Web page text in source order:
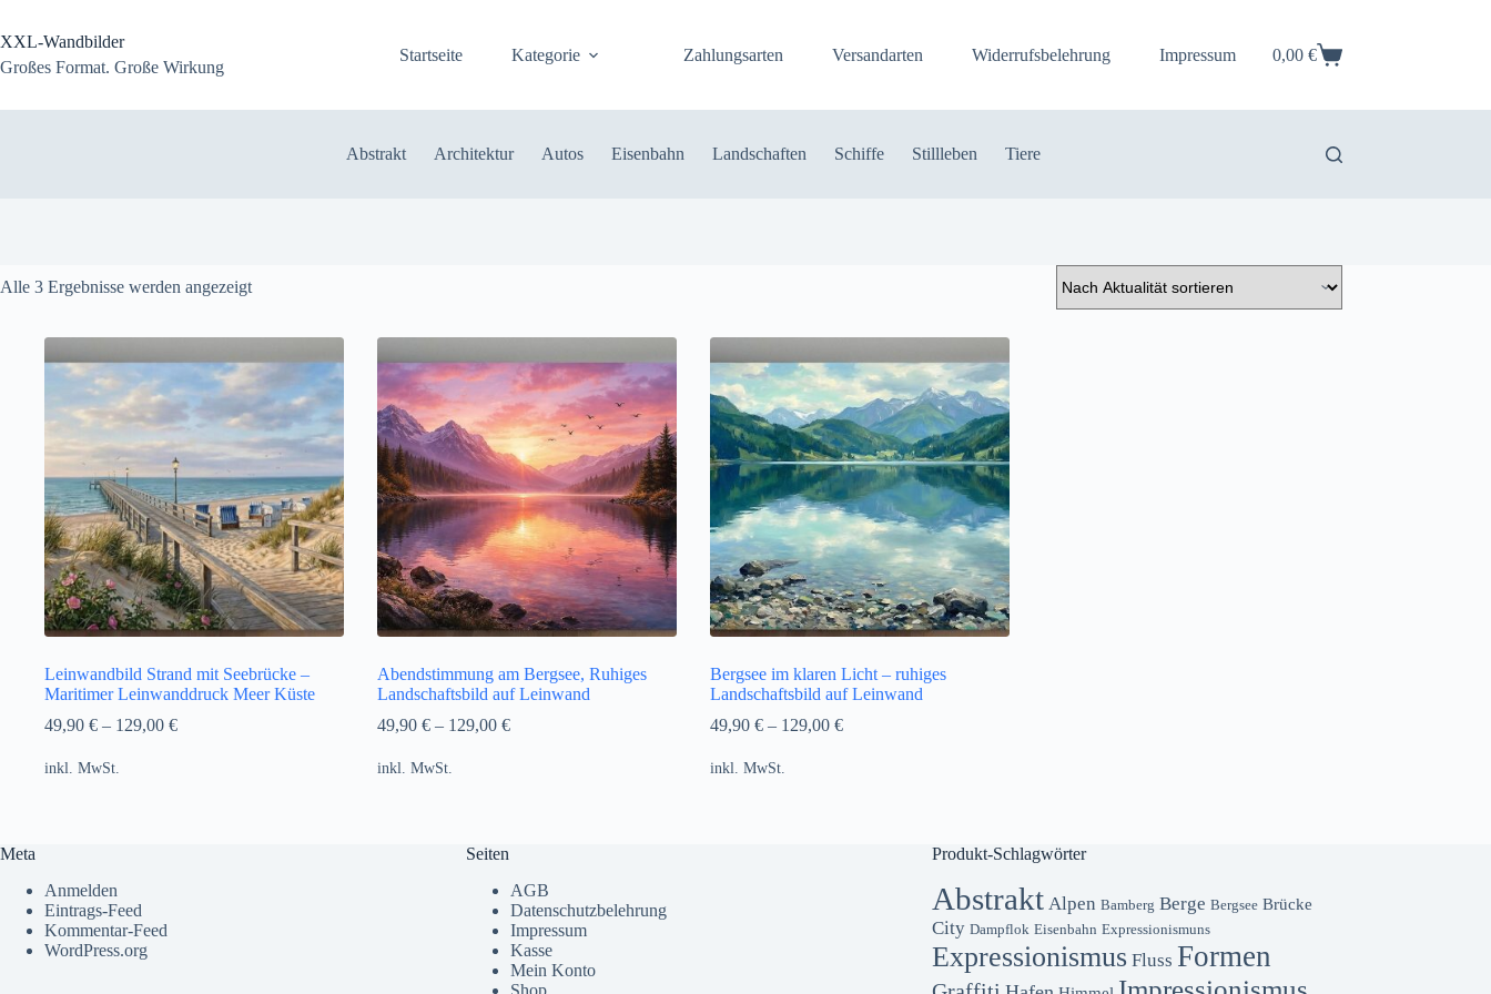
springen
XXL-Wandbilder
Großes Format. Große Wirkung
Startseite Kategorie Zahlungsarten Versandarten Widerrufsbelehrung Impressum Warenkorb
0,00 €
Abstrakt Architektur Autos Eisenbahn Landschaften Schiffe Stillleben Tiere
Alle 3 Ergebnisse werden angezeigtNach
Leinwandbild Strand mit Seebrücke –
Maritimer Leinwanddruck Meer Küste
49,90 € – 129,00 €
inkl. MwSt.
Abendstimmung am Bergsee, Ruhiges
Landschaftsbild auf Leinwand
49,90 €– 129,00 €
inkl. MwSt.
Bergsee im klaren Licht – ruhiges
Landschaftsbild auf Leinwand
49,90 €– 129,00 €
inkl. MwSt.
Meta
Anmelden
Eintrags-Feed
Kommentar-Feed
WordPress.org
Seiten
AGB
Datenschutzbelehrung
Impressum
Kasse
Mein Konto
Shop
Produkt-Schlagwörter
Abstrakt Alpen Bamberg Berge Bergsee Brücke
City Dampflok Eisenbahn Expressionismuns
Expressionismus Fluss Formen